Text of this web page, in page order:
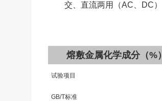
交、直流两用（AC、DC）
熔敷金属化学成分（%）
试验项目
GB/T标准